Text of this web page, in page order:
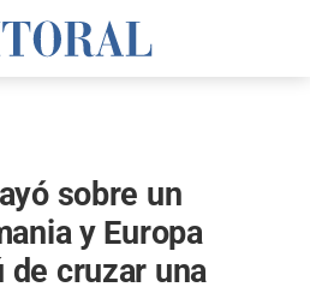
sobre un
y Europa
de cruzar una